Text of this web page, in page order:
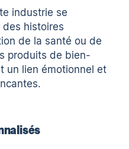
industrie se
histoires
de la santé ou de
produits de bien-
un lien émotionnel et